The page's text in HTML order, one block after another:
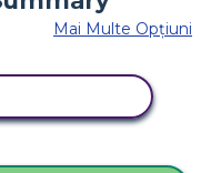
Mai Multe Opțiuni